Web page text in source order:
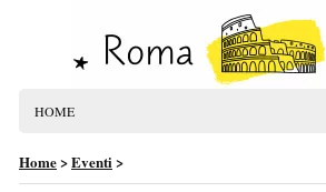
HOME
Home>Eventi>